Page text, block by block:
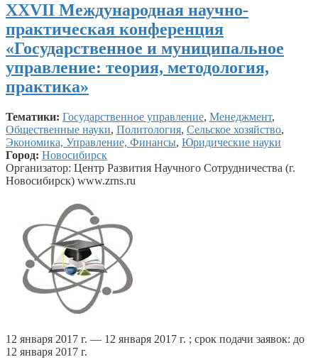
ХXVII Международная научно-
практическая конференция
«Государственное и муниципальное
управление: теория, методология,
практика»
Тематики: Государственное управление, Менеджмент,
Общественные науки, Политология, Сельское хозяйство,
Экономика, Управление, Финансы, Юридические науки
Город: Новосибирск
Организатор: Центр Развития Научного Сотрудничества (г.
Новосибирск) www.zrns.ru
12 января 2017 г. — 12 января 2017 г. ; срок подачи заявок: до
12 января 2017 г.